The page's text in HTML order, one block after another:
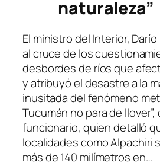
naturaleza”
El ministro del Interior,
al cruce de los
desbordes de ríos que
y atribuyó el desastre a la
inusitada del fenómeno
Tucumán no para de llover”,
funcionario, quien detalló
localidades como Alpachiri
más de 140 milímetros en…